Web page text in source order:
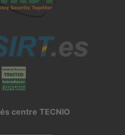
és centre TECNIO